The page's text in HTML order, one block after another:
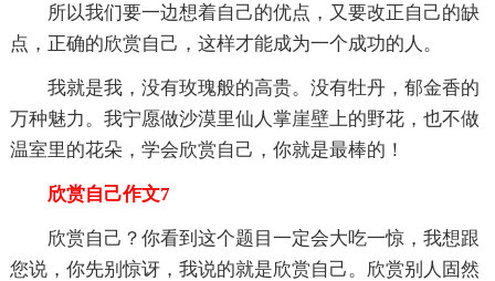
所以我们要一边想着自己的优点，又要改正自己的缺
点，正确的欣赏自己，这样才能成为一个成功的人。
我就是我，没有玫瑰般的高贵。没有牡丹，郁金香的
万种魅力。我宁愿做沙漠里仙人掌崖壁上的野花，也不做
温室里的花朵，学会欣赏自己，你就是最棒的！
欣赏自己作文7
欣赏自己？你看到这个题目一定会大吃一惊，我想跟
您说，你先别惊讶，我说的就是欣赏自己。欣赏别人固然